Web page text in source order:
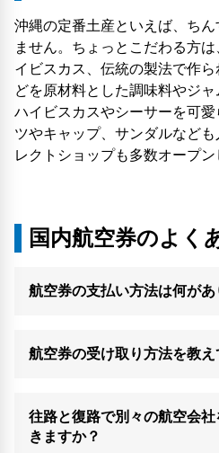
沖縄の定番土産といえば、ち
ません。ちょっとこだわる方
イビスカス、伝統の製法で作
どを原材料とした調味料やジャ
ハイビスカスやシーサーを可
ツやキャップ、サンダルなど
レクトショップも多数オープン
国内航空券のよく
航空券の支払い方法は何があ
航空券の受け取り方法を教
往路と復路で別々の航空会
きますか？